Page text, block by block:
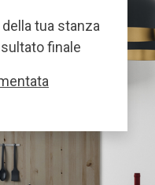
tua stanza
finale